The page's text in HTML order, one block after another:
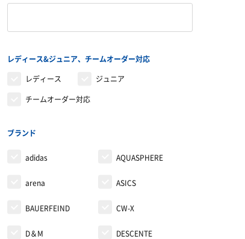
ウィンドブレーカー・ピステ
レディース＆ジュニア
リストバンド・ヘアバンド
エクササイズマット
レディース&ジュニア、チームオーダー対応
レディース ジュニア
チームオーダー対応
ブランド
adidas AQUASPHERE
arena ASICS
BAUERFEIND CW-X
D＆M DESCENTE